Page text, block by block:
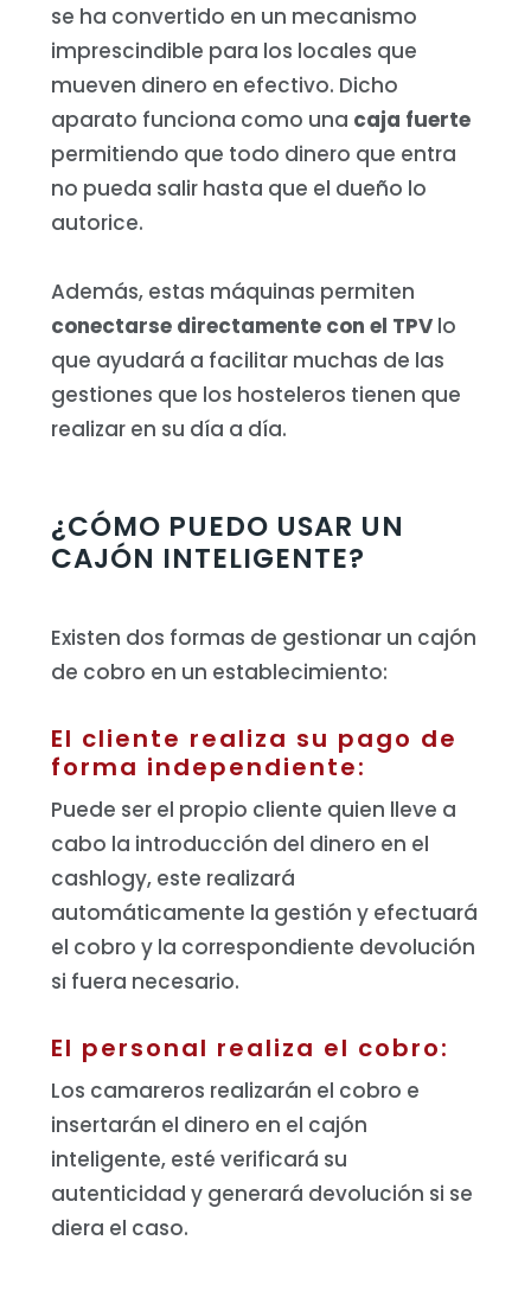
se ha convertido en un mecanismo
imprescindible para los locales que
mueven dinero en efectivo. Dicho
aparato funciona como una caja fuerte
permitiendo que todo dinero que entra
no pueda salir hasta que el dueño lo
autorice.
Además, estas máquinas permiten
conectarse directamente con el TPV lo
que ayudará a facilitar muchas de las
gestiones que los hosteleros tienen que
realizar en su día a día.
¿CÓMO PUEDO USAR UN
CAJÓN INTELIGENTE?
Existen dos formas de gestionar un cajón
de cobro en un establecimiento:
El cliente realiza su pago de
forma independiente:
Puede ser el propio cliente quien lleve a
cabo la introducción del dinero en el
cashlogy, este realizará
automáticamente la gestión y efectuará
el cobro y la correspondiente devolución
si fuera necesario.
El personal realiza el cobro:
Los camareros realizarán el cobro e
insertarán el dinero en el cajón
inteligente, esté verificará su
autenticidad y generará devolución si se
diera el caso.